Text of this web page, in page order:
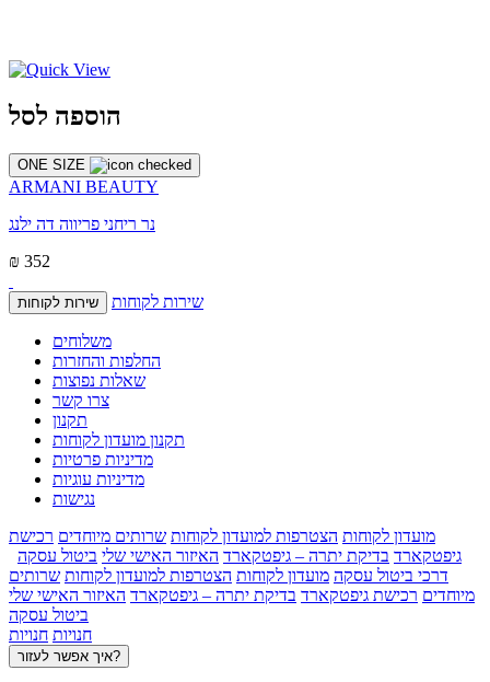
הוספה לסל
ONE SIZE
ARMANI BEAUTY
נר ריחני פריווה דה ילנג
₪ 352
שירות לקוחות שירות לקוחות
משלוחים
החלפות והחזרות
שאלות נפוצות
צרו קשר
תקנון
תקנון מועדון לקוחות
מדיניות פרטיות
מדיניות עוגיות
נגישות
מועדון לקוחות הצטרפות למועדון לקוחות שרותים מיוחדים רכישת
גיפטקארד בדיקת יתרה – גיפטקארד האיזור האישי שלי ביטול עסקה
דרכי ביטול עסקה מועדון לקוחות הצטרפות למועדון לקוחות שרותים
מיוחדים רכישת גיפטקארד בדיקת יתרה – גיפטקארד האיזור האישי שלי
ביטול עסקה
חנויות חנויות
איך אפשר לעזור?